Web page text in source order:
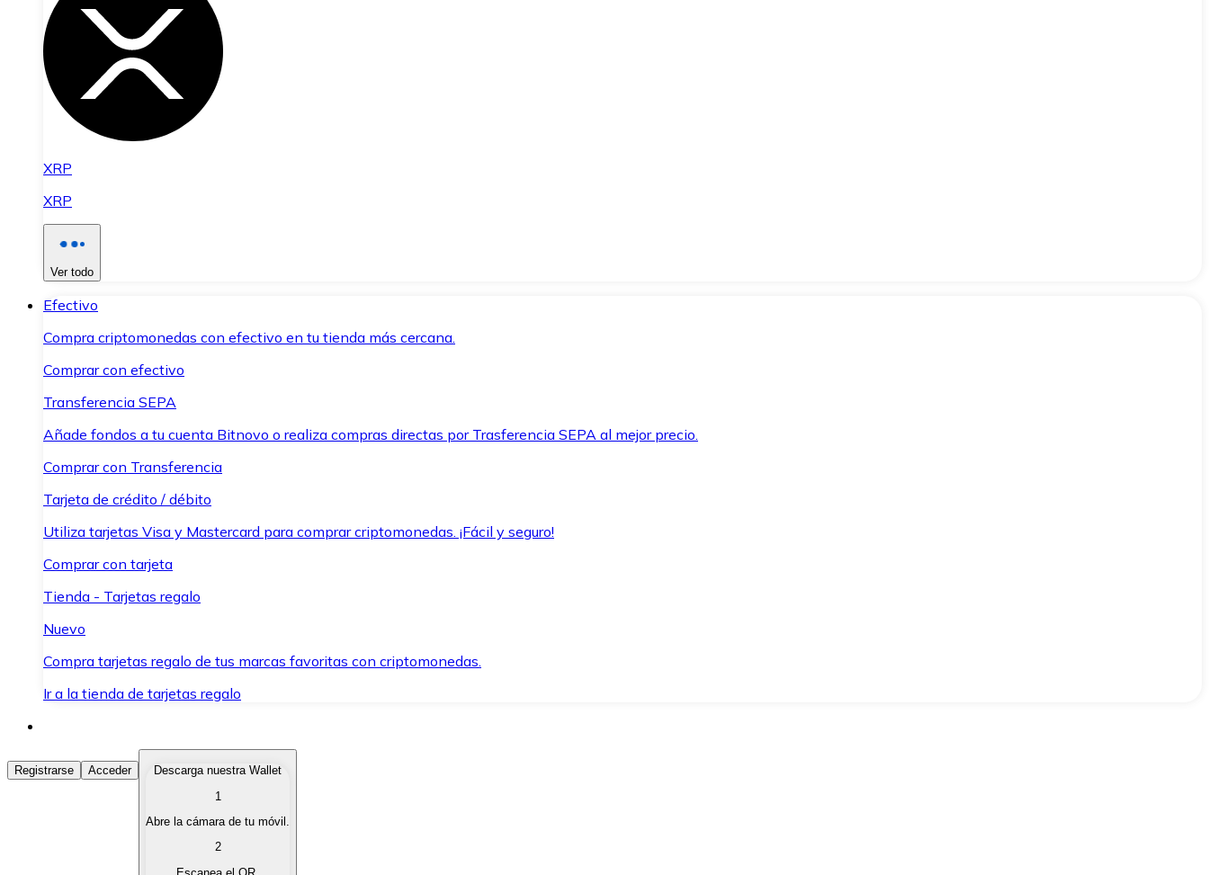
XRP
XRP
Ver todo
Efectivo
Compra criptomonedas con efectivo en tu tienda más cercana.
Comprar con efectivo
Transferencia SEPA
Añade fondos a tu cuenta Bitnovo o realiza compras directas por Trasferencia SEPA al mejor precio.
Comprar con Transferencia
Tarjeta de crédito / débito
Utiliza tarjetas Visa y Mastercard para comprar criptomonedas. ¡Fácil y seguro!
Comprar con tarjeta
Tienda - Tarjetas regalo
Nuevo
Compra tarjetas regalo de tus marcas favoritas con criptomonedas.
Ir a la tienda de tarjetas regalo
Comprar Criptomonedas
Compra criptomonedas con diferentes métodos de pago.
Vende tus criptomonedas de forma rápida y segura.
Registrarse Acceder
Descarga nuestra Wallet
1
Abre la cámara de tu móvil.
2